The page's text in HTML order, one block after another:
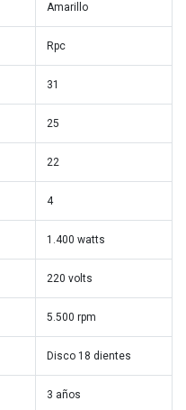
Amarillo
Rpc
31
25
22
4
1.400 watts
220 volts
5.500 rpm
Disco 18 dientes
3 años